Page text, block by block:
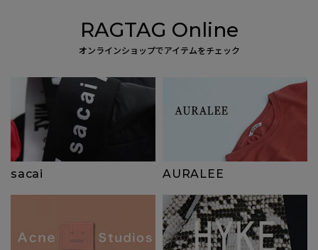
RAGTAG Online
オンラインショップでアイテムをチェック
sacai AURALEE